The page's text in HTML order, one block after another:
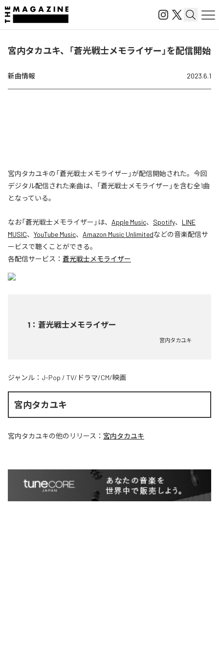
宮内タカユキ、「蒼光戦士メモライザー」を配信開始
新曲情報 2023.6.1
宮内タカユキの「蒼光戦士メモライザー」が配信開始された。今回
デジタル配信された楽曲は、「蒼光戦士メモライザー」を含む全1曲
となっている。
なお「蒼光戦士メモライザー 」は、 Apple Music、 Spotify、 LINE
MUSIC、 YouTube Music、 Amazon Music Unlimitedなどの音楽配信サ
ービスで聴くことができる。
各配信サービス： 蒼光戦士メモライザー
1 ： 蒼光戦士メモライザー
宮内タカユキ
ジャンル： J-Pop / TV/ドラマ/CM/映画
宮内タカユキ
宮内タカユキの他のリリース： 宮内タカユキ